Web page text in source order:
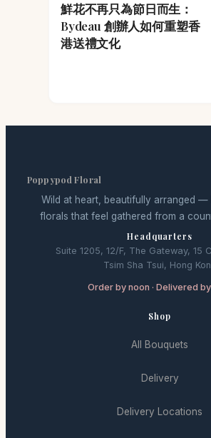
鮮花不再只為節日而生：
Bydeau 創辦人如何重塑香
港送禮文化
Poppypod Floral
Wild at heart, beautifully arranged —
florals that feel gathered from a
Headquarters
Suite 1205, 12/F, The Gateway, 15
Tsim Sha Tsui, Hong
Order by noon · Delivered
Shop
All Bouquets
Delivery
Delivery Locations